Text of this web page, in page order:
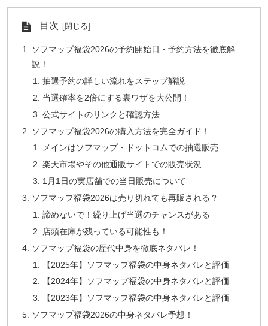
目次
ソフマップ福袋2026の予約開始日・予約方法を徹底解
説！
抽選予約の詳しい流れをステップ解説
当選確率を2倍にする裏ワザを大公開！
公式サイトのリンクと確認方法
ソフマップ福袋2026の購入方法を完全ガイド！
メインはソフマップ・ドットコムでの抽選販売
楽天市場やその他通販サイトでの販売状況
1月1日の実店舗での当日販売について
ソフマップ福袋2026は売り切れても再販される？
諦めないで！繰り上げ当選のチャンスがある
店頭在庫が残っている可能性も！
ソフマップ福袋の歴代中身を徹底ネタバレ！
【2025年】ソフマップ福袋の中身ネタバレと評価
【2024年】ソフマップ福袋の中身ネタバレと評価
【2023年】ソフマップ福袋の中身ネタバレと評価
ソフマップ福袋2026の中身ネタバレ予想！